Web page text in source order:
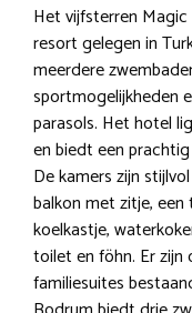
Het vijfsterren
resort gelegen in
meerdere
sportmogelijkheden
parasols. Het hotel
en biedt een
De kamers zijn
balkon met zitje, een
koelkastje,
toilet en föhn. Er
familiesuites